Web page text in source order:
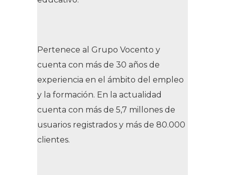
Pertenece al Grupo Vocento y
cuenta con más de 30 años de
experiencia en el ámbito del empleo
y la formación. En la actualidad
cuenta con más de 5,7 millones de
usuarios registrados y más de 80.000
clientes.